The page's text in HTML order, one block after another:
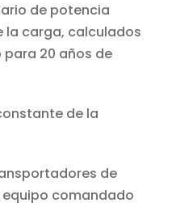
de potencia
la carga, calculados
20 años de
de la
de
comandado